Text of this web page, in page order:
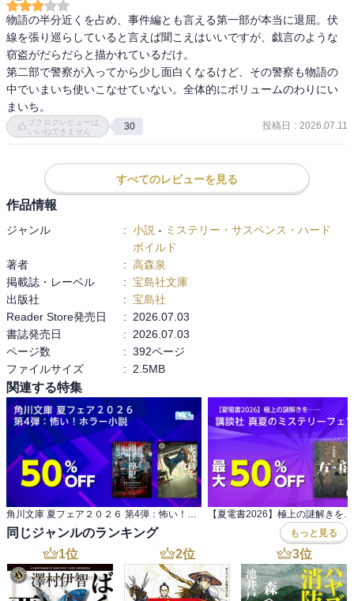
第二部の事件が起きてからは少しずつ話が面白くなってきたけど、
やっぱり第一部が長かっただけに、足早に展開された気が。
物語の鍵を握る人物の正体には驚いたけど、真犯人は第三部の最初
の方でなんとなくわかってしまった。
本作がデビュー作ということで、今後に期待かな。
物語の半分近くを占め、事件編とも言える第一部が本当に退屈。伏
線を張り巡らしていると言えば聞こえはいいですが、戯言のような
窃盗がだらだらと描かれているだけ。
第二部で警察が入ってから少し面白くなるけど、その警察も物語の
中でいまいち使いこなせていない。全体的にボリュームのわりにい
まいち。
ブクログレビューは
いいねできません
30 投稿日 : 2026.07.11
すべてのレビューを見る
作品情報
ジャンル : 小説 - ミステリー・サスペンス・ハード
ボイルド
著者
: 高森泉
掲載誌・レーベル
: 宝島社文庫
出版社
: 宝島社
Reader Store発売日
:
2026.07.03
書誌発売日
:
2026.07.03
ページ数
: 392ページ
ファイルサイズ
: 2.5MB
関連する特集
角川文庫 夏フェア２０２６ 第4弾：怖い！ホラー小説
同じジャンルのランキング もっと見る
1位 2位 3位